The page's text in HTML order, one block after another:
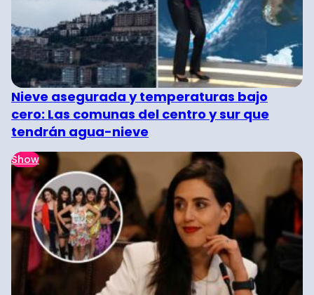
Nieve asegurada y temperaturas bajo
cero: Las comunas del centro y sur que
tendrán agua-nieve
Show